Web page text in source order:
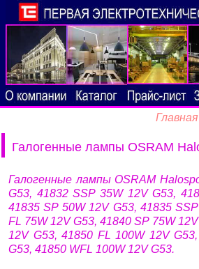
Галогенные лампы OSRAM
Галогенные лампы OSRAM
G53, 41832 SSP 35W 12V G53,
41835 SP 50W 12V G53, 41835
FL 75W 12V G53, 41840 SP 75W
12V G53, 41850 FL 100W 12V
G53, 41850 WFL 100W 12V G53.